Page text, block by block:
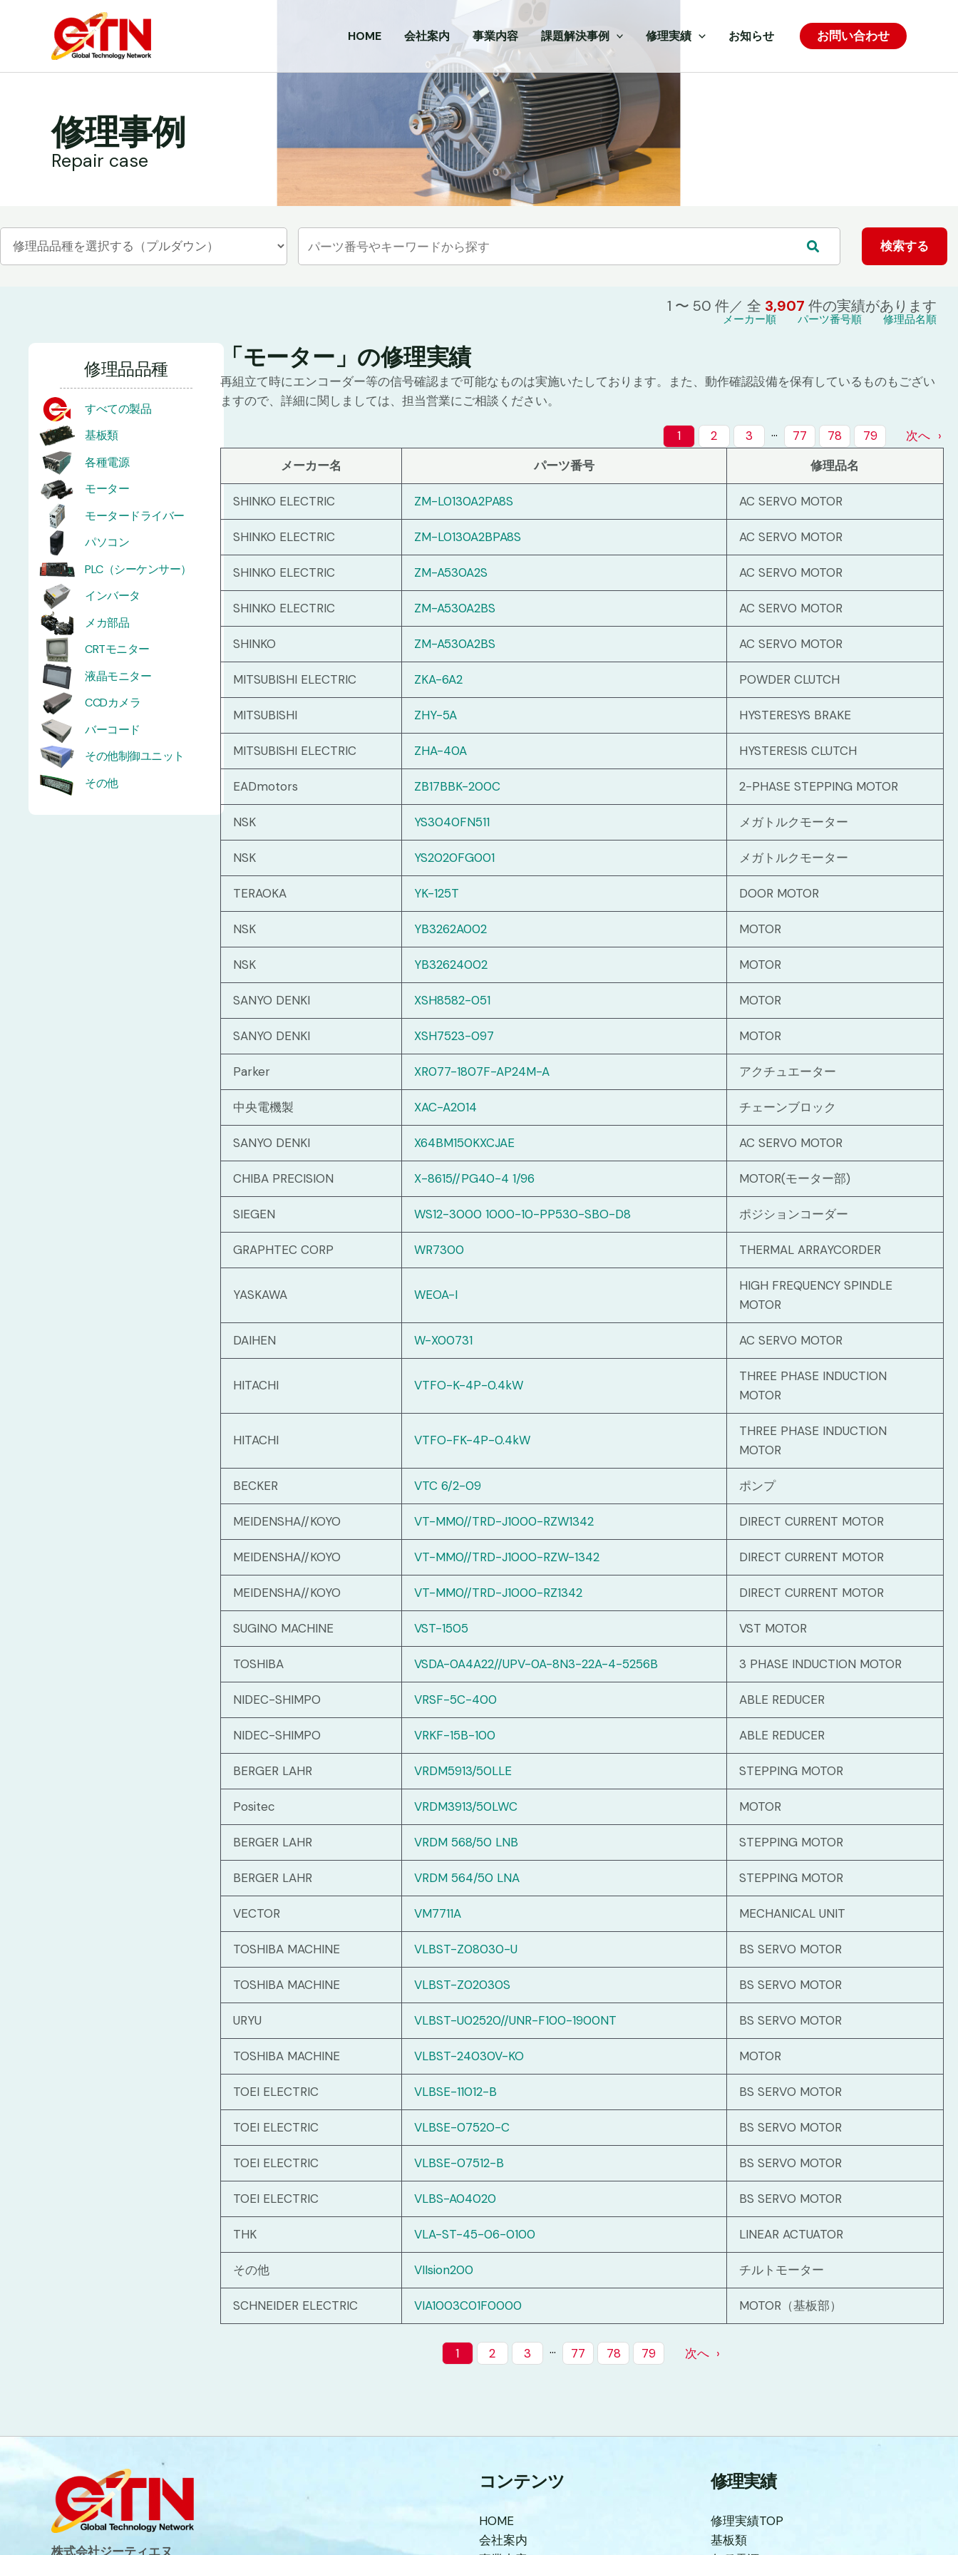
HOME 会社案内 事業内容 課題解決事例 修理実績 お知らせ お問い合わせ
修理事例
Repair case
1 〜 50 件／ 全 3,907 件の実績があります
メーカー順 パーツ番号順 修理品名順
修理品品種
すべての製品
基板類
各種電源
モーター
モータードライバー
パソコン
PLC（シーケンサー）
インバータ
メカ部品
CRTモニター
液晶モニター
CCDカメラ
バーコード
その他制御ユニット
その他
「モーター」の修理実績
再組立て時にエンコーダー等の信号確認まで可能なものは実施いたしております。また、動作確認設備を保有しているものもござい
ますので、詳細に関しましては、担当営業にご相談ください。
1 2 3 … 77 78 79
次へ
メーカー名
パーツ番号 修理品名
SHINKO ELECTRIC ZM-L0130A2PA8S AC SERVO MOTOR
SHINKO ELECTRIC ZM-L0130A2BPA8S AC SERVO MOTOR
SHINKO ELECTRIC ZM-A530A2S AC SERVO MOTOR
SHINKO ELECTRIC ZM-A530A2BS AC SERVO MOTOR
SHINKO ZM-A530A2BS AC SERVO MOTOR
MITSUBISHI ELECTRIC ZKA-6A2 POWDER CLUTCH
MITSUBISHI ZHY-5A HYSTERESYS BRAKE
MITSUBISHI ELECTRIC ZHA-40A HYSTERESIS CLUTCH
EADmotors ZB17BBK-200C 2-PHASE STEPPING MOTOR
NSK YS3040FN511 メガトルクモーター
NSK YS2020FG001 メガトルクモーター
TERAOKA YK-125T DOOR MOTOR
NSK YB3262A002 MOTOR
NSK YB32624002 MOTOR
SANYO DENKI XSH8582-051 MOTOR
SANYO DENKI XSH7523-097 MOTOR
Parker XR077-1807F-AP24M-A アクチュエーター
中央電機製 XAC-A2014 チェーンブロック
SANYO DENKI X64BM150KXCJAE AC SERVO MOTOR
CHIBA PRECISION X-8615//PG40-4 1/96 MOTOR(モーター部)
SIEGEN WS12-3000 1000-10-PP530-SBO-D8 ポジションコーダー
GRAPHTEC CORP WR7300 THERMAL ARRAYCORDER
YASKAWA WEOA-I
HIGH FREQUENCY SPINDLE
MOTOR
DAIHEN W-X00731 AC SERVO MOTOR
HITACHI VTFO-K-4P-0.4kW
THREE PHASE INDUCTION
MOTOR
HITACHI VTFO-FK-4P-0.4kW
THREE PHASE INDUCTION
MOTOR
BECKER VTC 6/2-09 ポンプ
MEIDENSHA//KOYO VT-MM0//TRD-J1000-RZW1342 DIRECT CURRENT MOTOR
MEIDENSHA//KOYO VT-MM0//TRD-J1000-RZW-1342 DIRECT CURRENT MOTOR
MEIDENSHA//KOYO VT-MM0//TRD-J1000-RZ1342 DIRECT CURRENT MOTOR
SUGINO MACHINE VST-1505 VST MOTOR
TOSHIBA VSDA-0A4A22//UPV-0A-8N3-22A-4-5256B 3 PHASE INDUCTION MOTOR
NIDEC-SHIMPO VRSF-5C-400 ABLE REDUCER
NIDEC-SHIMPO VRKF-15B-100 ABLE REDUCER
BERGER LAHR VRDM5913/50LLE STEPPING MOTOR
Positec VRDM3913/50LWC MOTOR
BERGER LAHR VRDM 568/50 LNB STEPPING MOTOR
BERGER LAHR VRDM 564/50 LNA STEPPING MOTOR
VECTOR VM7711A MECHANICAL UNIT
TOSHIBA MACHINE VLBST-Z08030-U BS SERVO MOTOR
TOSHIBA MACHINE VLBST-Z02030S BS SERVO MOTOR
URYU VLBST-U02520//UNR-F100-1900NT BS SERVO MOTOR
TOSHIBA MACHINE VLBST-24030V-KO MOTOR
TOEI ELECTRIC VLBSE-11012-B BS SERVO MOTOR
TOEI ELECTRIC VLBSE-07520-C BS SERVO MOTOR
TOEI ELECTRIC VLBSE-07512-B BS SERVO MOTOR
TOEI ELECTRIC VLBS-A04020 BS SERVO MOTOR
THK VLA-ST-45-06-0100 LINEAR ACTUATOR
その他 VIIsion200 チルトモーター
SCHNEIDER ELECTRIC VIA1003C01F0000 MOTOR（基板部）
1 2 3 … 77 78 79 次へ
株式会社ジーティエヌ
コンテンツ
HOME
会社案内
修理実績
修理実績TOP
基板類